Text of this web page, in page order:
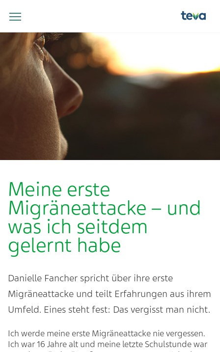
Meine erste
Migräneattacke – und
was ich seitdem
gelernt habe
Danielle Fancher spricht über ihre erste
Migräneattacke und teilt Erfahrungen aus ihrem
Umfeld. Eines steht fest: Das vergisst man nicht.
Ich werde meine erste Migräneattacke nie vergessen.
Ich war 16 Jahre alt und meine letzte Schulstunde war